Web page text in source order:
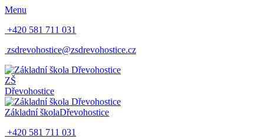
Menu
+420 581 711 031
zsdrevohostice@zsdrevohostice.cz
ZŠ
Dřevohostice
Základní školaDřevohostice
+420 581 711 031